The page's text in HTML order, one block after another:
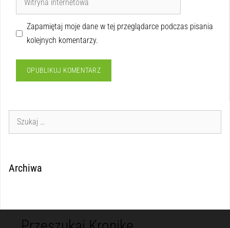
Zapamiętaj moje dane w tej przeglądarce podczas pisania
kolejnych komentarzy.
Archiwa